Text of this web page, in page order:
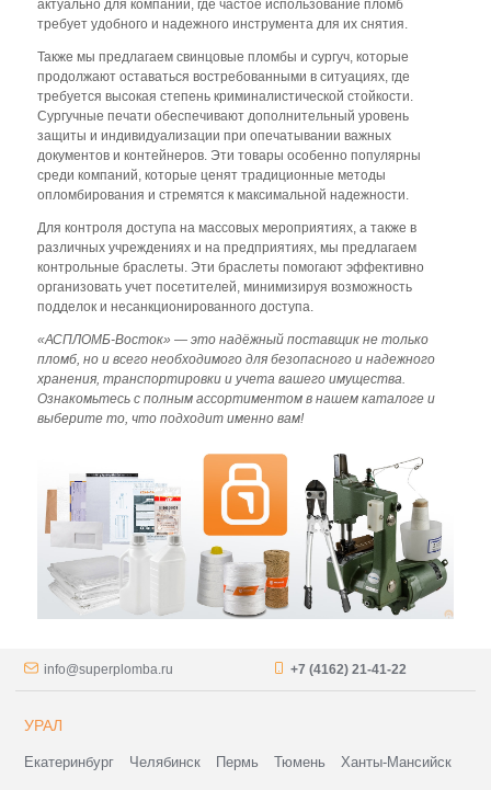
актуально для компаний, где частое использование пломб
требует удобного и надежного инструмента для их снятия.
Также мы предлагаем свинцовые пломбы и сургуч, которые
продолжают оставаться востребованными в ситуациях, где
требуется высокая степень криминалистической стойкости.
Сургучные печати обеспечивают дополнительный уровень
защиты и индивидуализации при опечатывании важных
документов и контейнеров. Эти товары особенно популярны
среди компаний, которые ценят традиционные методы
опломбирования и стремятся к максимальной надежности.
Для контроля доступа на массовых мероприятиях, а также в
различных учреждениях и на предприятиях, мы предлагаем
контрольные браслеты. Эти браслеты помогают эффективно
организовать учет посетителей, минимизируя возможность
подделок и несанкционированного доступа.
«АСПЛОМБ-Восток» — это надёжный поставщик не только
пломб, но и всего необходимого для безопасного и надежного
хранения, транспортировки и учета вашего имущества.
Ознакомьтесь с полным ассортиментом в нашем каталоге и
выберите то, что подходит именно вам!
info@superplomba.ru +7 (4162) 21-41-22
УРАЛ
Екатеринбург Челябинск Пермь Тюмень Ханты-Мансийск